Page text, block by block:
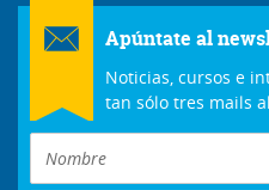
Apúntate al
Noticias, cursos e
tan sólo tres mails